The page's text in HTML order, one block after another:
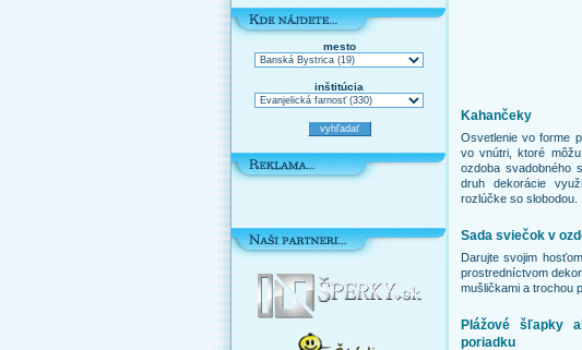
mesto
inštitúcia
Kahančeky
Osvetlenie vo forme
vo vnútri, ktoré
ozdoba svadobného
druh dekorácie
rozlúčke so slobodou.
Sada sviečok v
Darujte svojim
prostredníctvom
mušličkami a trochou
Plážové šľapky
poriadku